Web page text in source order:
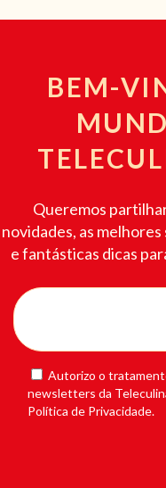
BEM-
Queremos
novidades, as
e fantásticas dicas
Autorizo o
newsletters da
Política de Privacidade.